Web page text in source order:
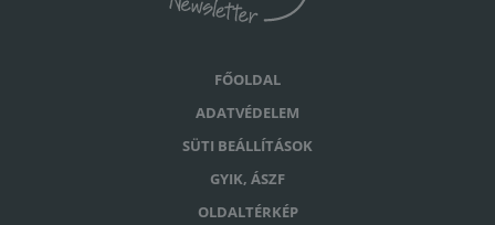
FŐOLDAL
ADATVÉDELEM
SÜTI BEÁLLÍTÁSOK
GYIK, ÁSZF
OLDALTÉRKÉP